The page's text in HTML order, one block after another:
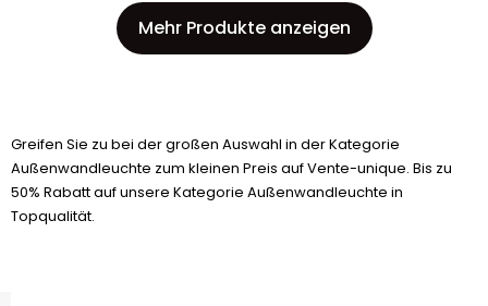
Mehr Produkte anzeigen
Greifen Sie zu bei der großen Auswahl in der Kategorie
Außenwandleuchte zum kleinen Preis auf Vente-unique. Bis zu
50% Rabatt auf unsere Kategorie Außenwandleuchte in
Topqualität.